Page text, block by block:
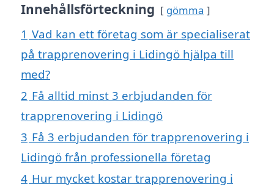
Innehållsförteckning gömma
1 Vad kan ett företag som är specialiserat
på trapprenovering i Lidingö hjälpa till
med?
2 Få alltid minst 3 erbjudanden för
trapprenovering i Lidingö
3 Få 3 erbjudanden för trapprenovering i
Lidingö från professionella företag
4 Hur mycket kostar trapprenovering i